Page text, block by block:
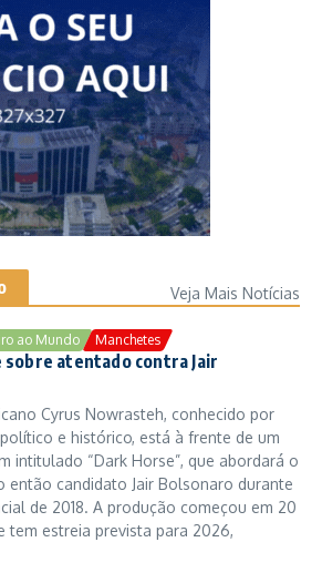
Veja Mais Notícias
ao Mundo Manchetes
atentado contra Jair
Cyrus Nowrasteh, conhecido por
e histórico, está à frente de um
intitulado “Dark Horse”, que abordará o
então candidato Jair Bolsonaro durante
de 2018. A produção começou em 20
tem estreia prevista para 2026,